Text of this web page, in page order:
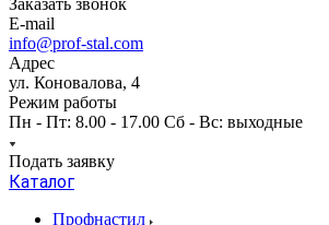
Заказать звонок
E-mail
info@prof-stal.com
Адрес
ул. Коновалова, 4
Режим работы
Пн - Пт: 8.00 - 17.00 Сб - Вс: выходные
Подать заявку
Каталог
Профнастил